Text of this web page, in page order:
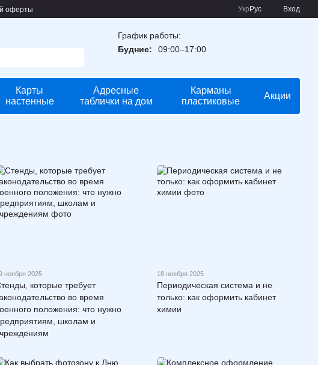
оферты Укр Рус Вход
График работы:
Будние:
09:00–17:00
Карты
настенные
Адресные
таблички на дом
Карманы
пластиковые
Акции
ноября 2025
которые требует
во время
положения: что нужно
школам и
18 ноября 2025
Периодическая система и не
только: как оформить кабинет
химии